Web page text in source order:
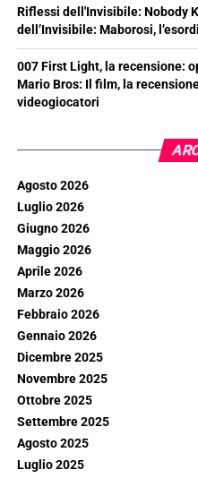
Riflessi dell'Invisibile: Nobody
dell’Invisibile: Maborosi,
007 First Light, la recensione:
Mario Bros: Il film, la
videogiocatori
Agosto 2026
Luglio 2026
Giugno 2026
Maggio 2026
Aprile 2026
Marzo 2026
Febbraio 2026
Gennaio 2026
Dicembre 2025
Novembre 2025
Ottobre 2025
Settembre 2025
Agosto 2025
Luglio 2025